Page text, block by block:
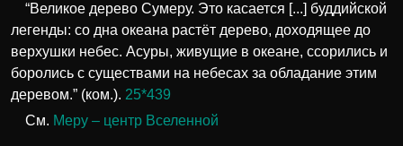
“Великое дерево Сумеру. Это касается [...] буддийской
легенды: со дна океана растёт дерево, доходящее до
верхушки небес. Асуры, живущие в океане, ссорились и
боролись с существами на небесах за обладание этим
деревом.” (ком.). 25*439
См. Меру – центр Вселенной